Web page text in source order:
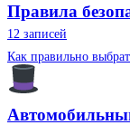
Правила
12 записей
Как правильно